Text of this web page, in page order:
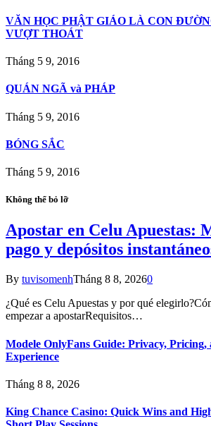
VĂN HỌC PHẬT GIÁO LÀ CON
VƯỢT THOÁT
Tháng 5 9, 2016
QUÁN NGÃ và PHÁP
Tháng 5 9, 2016
BÓNG SẮC
Tháng 5 9, 2016
Không thể bỏ lỡ
Apostar en Celu Apuestas:
pago y depósitos
By tuvisomenhTháng 8 8, 20260
¿Qué es Celu Apuestas y por qué
empezar a apostarRequisitos…
Modele OnlyFans Guide: Privacy, Pricing,
Experience
Tháng 8 8, 2026
King Chance Casino: Quick Wins and